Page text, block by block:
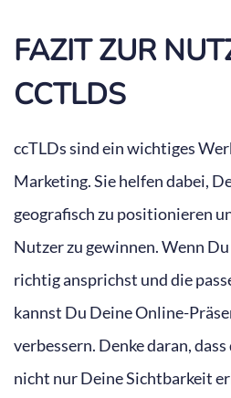
FAZIT ZUR
CCTLDS
ccTLDs sind ein wichtiges
Marketing. Sie helfen dabei,
geografisch zu positionieren
Nutzer zu gewinnen. Wenn
richtig ansprichst und die
kannst Du Deine Online-
verbessern. Denke daran,
nicht nur Deine Sichtbarkeit